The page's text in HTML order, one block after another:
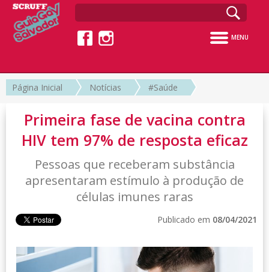
MENU
Página Inicial Notícias #Saúde
Primeira fase de vacina contra
HIV tem 97% de resposta eficaz
Pessoas que receberam substância
apresentaram estímulo à produção de
células imunes raras
Publicado em 08/04/2021